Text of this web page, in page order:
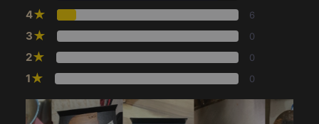
4★ 6
3★ 0
2★ 0
1★ 0